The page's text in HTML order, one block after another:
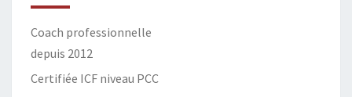
Coach professionnelle
depuis 2012
Certifiée ICF niveau PCC